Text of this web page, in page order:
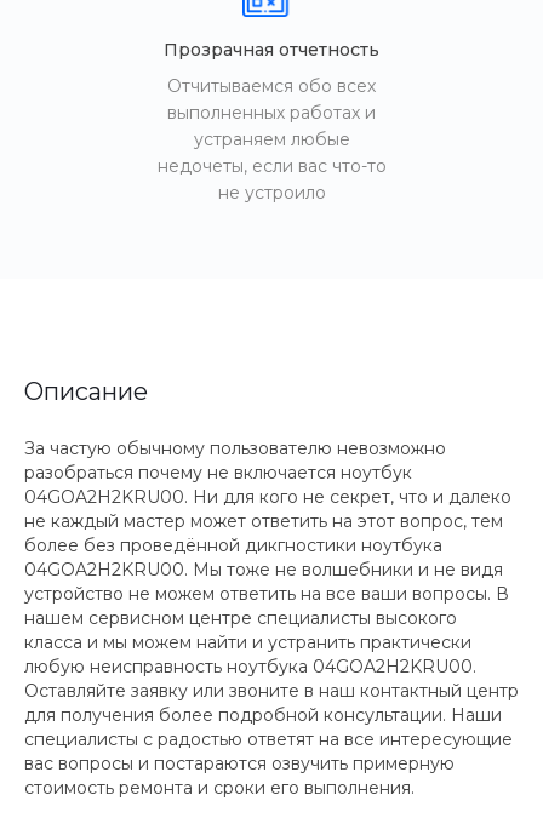
Прозрачная отчетность
Отчитываемся обо всех
выполненных работах и
устраняем любые
недочеты, если вас что-то
не устроило
Описание
За частую обычному пользователю невозможно
разобраться почему не включается ноутбук
04GOA2H2KRU00. Ни для кого не секрет, что и далеко
не каждый мастер может ответить на этот вопрос, тем
более без проведённой дикгностики ноутбука
04GOA2H2KRU00. Мы тоже не волшебники и не видя
устройство не можем ответить на все ваши вопросы. В
нашем сервисном центре специалисты высокого
класса и мы можем найти и устранить практически
любую неисправность ноутбука 04GOA2H2KRU00.
Оставляйте заявку или звоните в наш контактный центр
для получения более подробной консультации. Наши
специалисты с радостью ответят на все интересующие
вас вопросы и постараются озвучить примерную
стоимость ремонта и сроки его выполнения.